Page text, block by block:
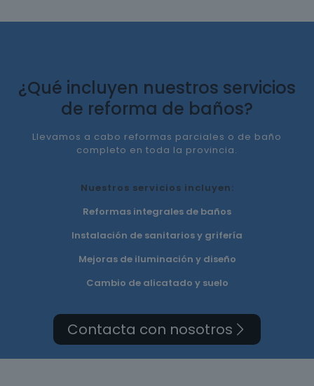
¿Qué incluyen nuestros servicios
de reforma de baños?
Llevamos a cabo reformas parciales o de baño
completo en toda la provincia.
Nuestros servicios incluyen:
Reformas integrales de baños
Instalación de sanitarios y grifería
Mejoras de iluminación y diseño
Cambio de alicatado y suelo
Contacta con nosotros